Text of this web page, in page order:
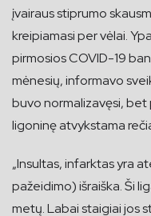
įvairaus stiprumo
kreipiamasi per vėlai.
pirmosios COVID-19
mėnesių, informavo
buvo normalizavęsi,
ligoninę atvykstama
„Insultas, infarktas yra
pažeidimo) išraiška. Ši
metų. Labai staigiai jos